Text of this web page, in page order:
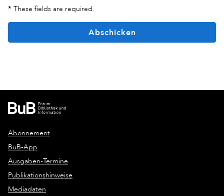
* These fields are required.
Abschicken
Abonnement
BuB-App
Ausgaben-Termine
Publikationshinweise
Mediadaten